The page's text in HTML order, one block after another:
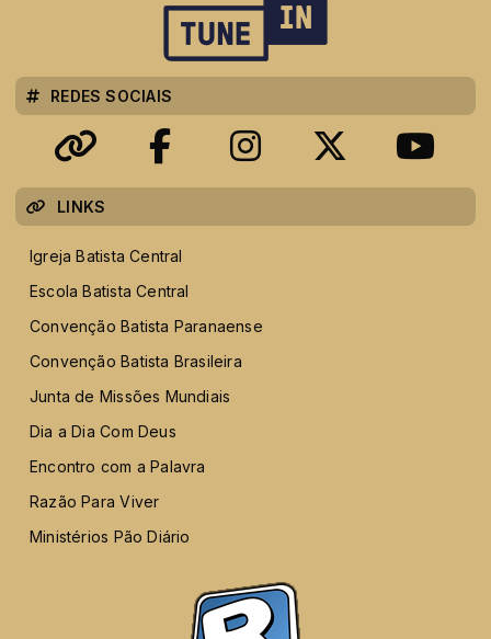
REDES SOCIAIS
LINKS
Igreja Batista Central
Escola Batista Central
Convenção Batista Paranaense
Convenção Batista Brasileira
Junta de Missões Mundiais
Dia a Dia Com Deus
Encontro com a Palavra
Razão Para Viver
Ministérios Pão Diário